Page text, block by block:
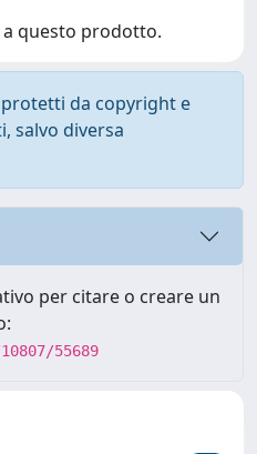
questo prodotto.
da copyright e
salvo diversa
per citare o creare un
55689